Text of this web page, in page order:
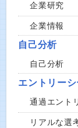
企業研究
企業情報
自己分析
自己分析
エントリー
通過エント
リアルな選